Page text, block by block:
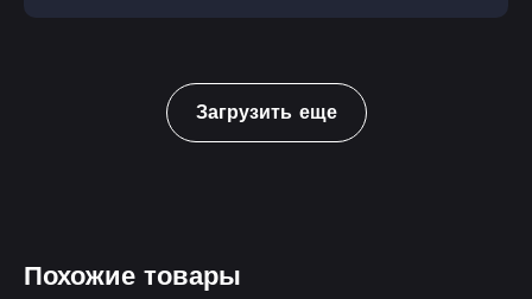
Загрузить еще
Похожие товары